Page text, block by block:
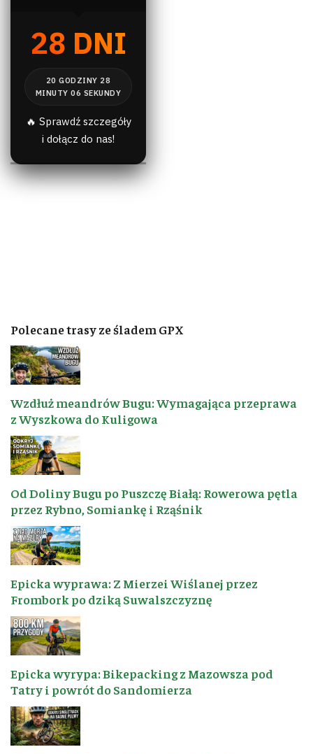
28 DNI
🔥 Sprawdź szczegóły
i dołącz do nas!
Polecane trasy ze śladem GPX
Wzdłuż meandrów Bugu: Wymagająca przeprawa
z Wyszkowa do Kuligowa
Od Doliny Bugu po Puszczę Białą: Rowerowa pętla
przez Rybno, Somiankę i Rząśnik
Epicka wyprawa: Z Mierzei Wiślanej przez
Frombork po dziką Suwalszczyznę
Epicka wyrypa: Bikepacking z Mazowsza pod
Tatry i powrót do Sandomierza